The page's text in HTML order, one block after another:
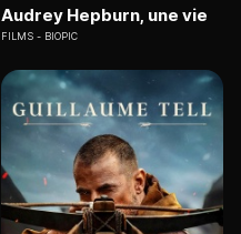
Audrey Hepburn, une vie
FILMS BIOPIC